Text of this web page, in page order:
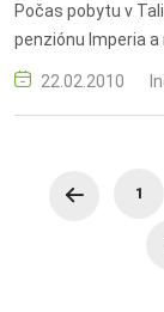
Počas pobytu v
penziónu lmperia
Cesenatiku-
22.02.2010
1